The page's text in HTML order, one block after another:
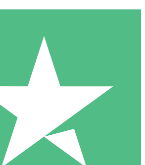
Créditos Individuais
o uso com créditos de download. Sem
1000